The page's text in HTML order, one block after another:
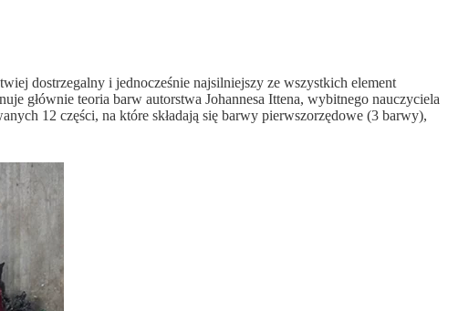
dostrzegalny i jednocześnie najsilniejszy ze wszystkich element
głównie teoria barw autorstwa Johannesa Ittena, wybitnego nauczyciela
12 części, na które składają się barwy pierwszorzędowe (3 barwy),